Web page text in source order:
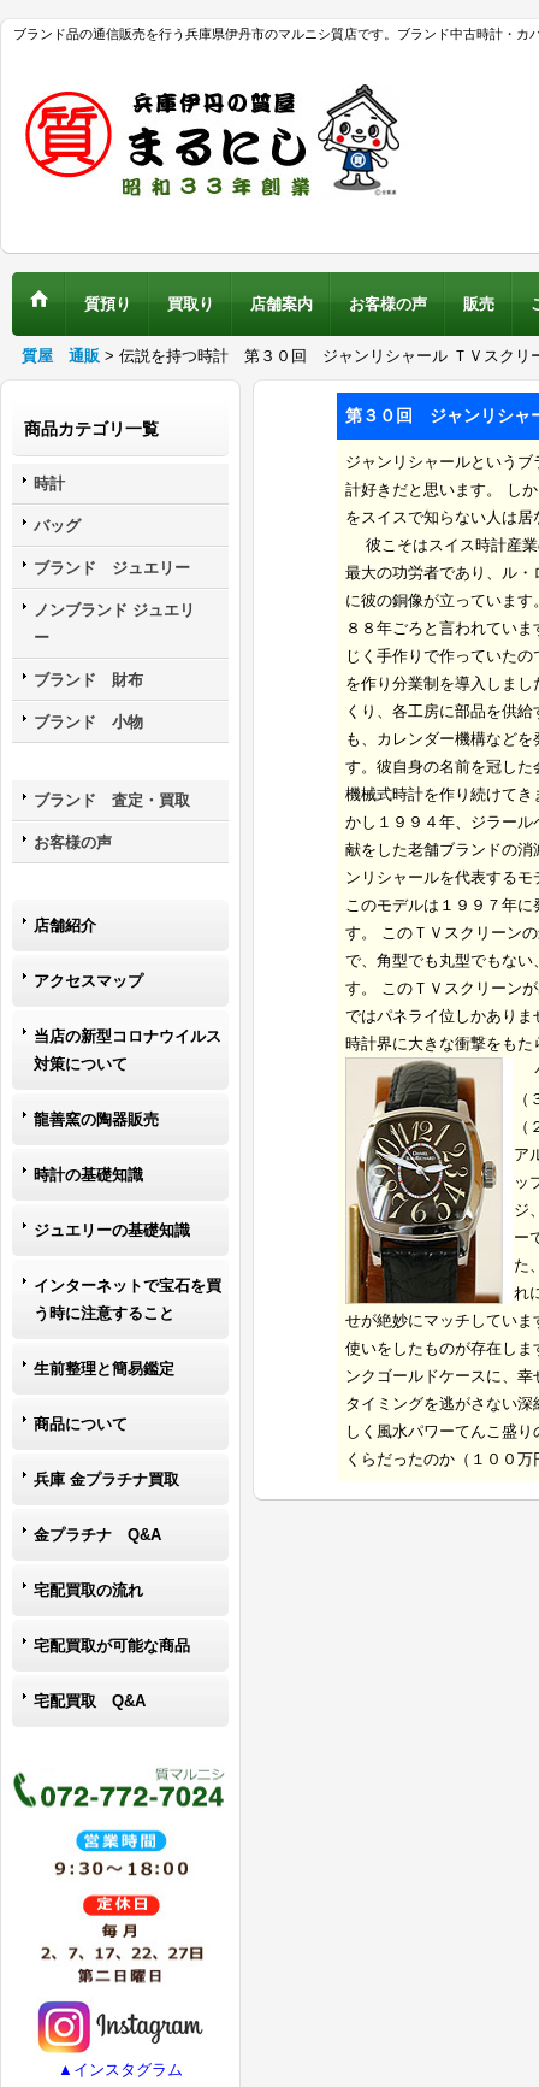
ブランド品の通信販売を行う兵庫県伊丹市のマルニシ質店です。ブランド中古時計・カ
質預り 買取り 店舗案内 お客様の声 販売
質屋 通販 > 伝説を持つ時計 第３０回 ジャンリシャール ＴＶスクリ
商品カテゴリ一覧
時計
バッグ
ブランド ジュエリー
ノンブランド ジュエリ
ー
ブランド 財布
ブランド 小物
ブランド 査定・買取
お客様の声
店舗紹介
アクセスマップ
当店の新型コロナウイルス
対策について
龍善窯の陶器販売
時計の基礎知識
ジュエリーの基礎知識
インターネットで宝石を買
う時に注意すること
生前整理と簡易鑑定
商品について
兵庫 金プラチナ買取
金プラチナ Q&A
宅配買取の流れ
宅配買取が可能な商品
宅配買取 Q&A
▲インスタグラム
第３０回 ジャンリシャ
ジャンリシャールという
計好きだと思います。 し
をスイスで知らない人は居
彼こそはスイス時計産業
最大の功労者であり、ル
に彼の銅像が立っていま
８８年ごろと言われてい
じく手作りで作っていた
を作り分業制を導入しま
くり、各工房に部品を供
も、カレンダー機構など
す。彼自身の名前を冠し
機械式時計を作り続けて
かし１９９４年、ジラー
献をした老舗ブランドの
ンリシャールを代表する
このモデルは１９９７年
す。 このＴＶスクリーン
で、角型でも丸型でもな
す。 このＴＶスクリーン
ではパネライ位しかあり
時計界に大きな衝撃をも
ア
ッ
ジ
ー
た
れ
せが絶妙にマッチしてい
使いをしたものが存在し
ンクゴールドケースに、
タイミングを逃がさない
しく風水パワーてんこ盛
くらだったのか（１００